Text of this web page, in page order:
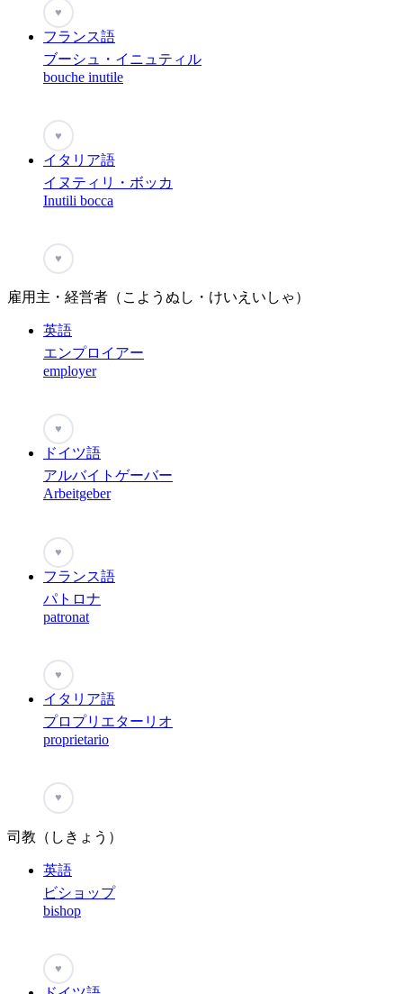
♥
フランス語
ブーシュ・イニュティル
bouche inutile
♥
イタリア語
イヌティリ・ボッカ
Inutili bocca
♥
雇用主・経営者（こようぬし・けいえいしゃ）
英語
エンプロイアー
employer
♥
ドイツ語
アルバイトゲーバー
Arbeitgeber
♥
フランス語
パトロナ
patronat
♥
イタリア語
プロプリエターリオ
proprietario
♥
司教（しきょう）
英語
ビショップ
bishop
♥